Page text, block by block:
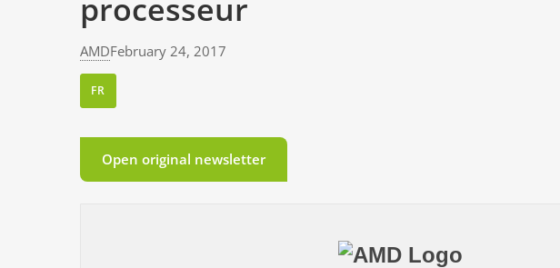
processeur
AMDFebruary 24, 2017
FR
Open original newsletter